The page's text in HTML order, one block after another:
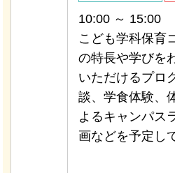
10:00 ～ 15:00
こども学科保育
の特長や学びを
いただけるプロ
談、学食体験、
よるキャンパス
画などを予定し